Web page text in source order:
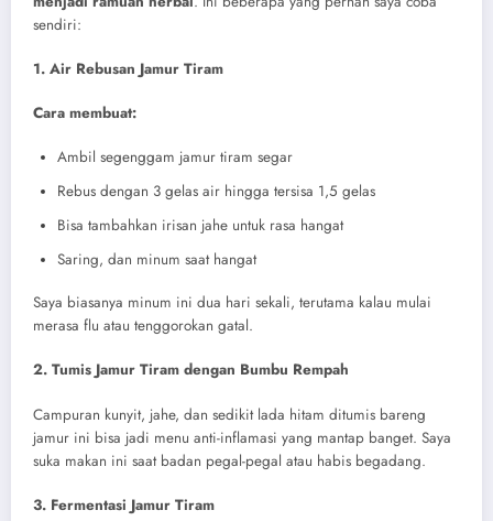
sendiri:
1. Air Rebusan Jamur Tiram
Cara membuat:
Ambil segenggam jamur tiram segar
Rebus dengan 3 gelas air hingga tersisa 1,5 gelas
Bisa tambahkan irisan jahe untuk rasa hangat
Saring, dan minum saat hangat
Saya biasanya minum ini dua hari sekali, terutama kalau mulai
merasa flu atau tenggorokan gatal.
2. Tumis Jamur Tiram dengan Bumbu Rempah
Campuran kunyit, jahe, dan sedikit lada hitam ditumis bareng
jamur ini bisa jadi menu anti-inflamasi yang mantap banget. Saya
suka makan ini saat badan pegal-pegal atau habis begadang.
3. Fermentasi Jamur Tiram